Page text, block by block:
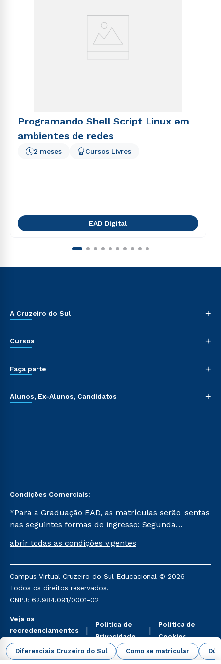
Diferenciais Cruzeiro do Sul Como se matricular
Programando Shell Script Linux em
ambientes de redes
2 meses Cursos Livres
EAD Digital
A Cruzeiro do Sul +
Cursos +
Faça parte +
Alunos, Ex-Alunos, Candidatos +
Condições Comerciais:
*Para a Graduação EAD, as matrículas serão isentas
nas seguintes formas de ingresso: Segunda
Já para as demais, a taxa de matrícula será de R$
mencionadas são referentes aos cursos: Ensino
Religioso, Geografia para a Docência e Metodologia
do Ensino de História: Questões Atuais.
abrir todas as condições vigentes
Campus Virtual Cruzeiro do Sul Educacional © 2026 -
Todos os direitos reservados.
CNPJ: 62.984.091/0001-02
Veja os
recredenciamentos
aqui
Política de
Privacidade
Política de
Cookies